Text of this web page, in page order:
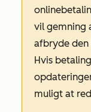
vil gemning
afbryde
Hvis
muligt at